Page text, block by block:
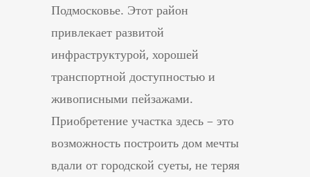
Подмосковье. Этот район
привлекает развитой
инфраструктурой, хорошей
транспортной доступностью и
живописными пейзажами.
Приобретение участка здесь – это
возможность построить дом мечты
вдали от городской суеты, не теряя